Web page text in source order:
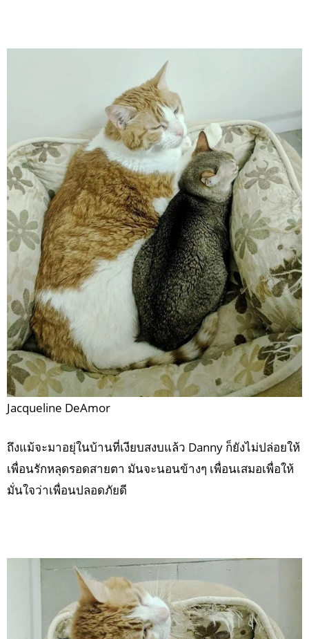
Jacqueline DeAmor
ถึงแม้จะมาอยุ่ในบ้านที่เงียบสงบแล้ว Danny ก็ยังไม่ปล่อยให้
เพื่อนรักหลุดรอดสายตา มันจะนอนข้างๆ เพื่อนเสมอเพื่อให้
มั่นใจว่าเพื่อนปลอดภัยดี